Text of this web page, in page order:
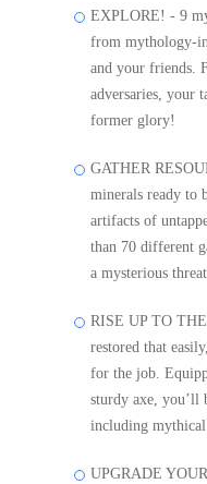
EXPLORE! - 9
from mythology-
and your friends.
adversaries, your
former glory!
GATHER
minerals ready to
artifacts of
than 70 different
a mysterious
RISE UP TO
restored that
for the job.
sturdy axe, you’ll
including mythical
UPGRADE